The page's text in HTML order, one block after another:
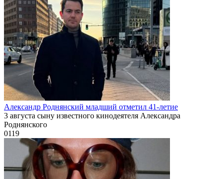
Александр Роднянский младший отметил 41-летие
3 августа сыну известного кинодеятеля Александра
Роднянского
0119